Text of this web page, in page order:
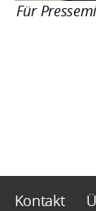
Für
Kontakt